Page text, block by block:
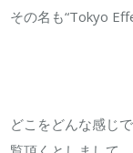
その名も“Tokyo
どこをどんな感じ